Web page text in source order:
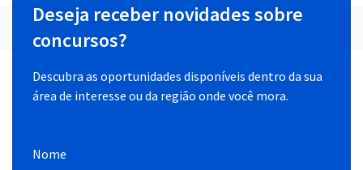
Deseja receber novidades sobre
concursos?
Descubra as oportunidades disponíveis dentro da sua
área de interesse ou da região onde você mora.
Nome